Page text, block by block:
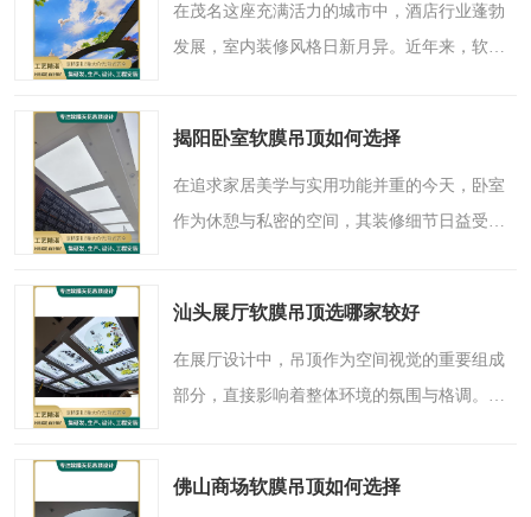
在茂名这座充满活力的城市中，酒店行业蓬勃
发展，室内装修风格日新月异。近年来，软膜
轻盈柔软、造型多变..
揭阳卧室软膜吊顶如何选择
在追求家居美学与实用功能并重的今天，卧室
作为休憩与私密的空间，其装修细节日益受到
来，一种兼具艺术表..
汕头展厅软膜吊顶选哪家较好
在展厅设计中，吊顶作为空间视觉的重要组成
部分，直接影响着整体环境的氛围与格调。随
求。近年来，软膜吊..
佛山商场软膜吊顶如何选择